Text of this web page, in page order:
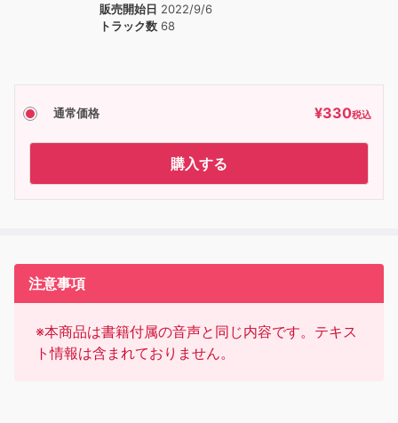
販売開始日 2022/9/6
トラック数68
通常価格 ¥330税込
購入する
注意事項
※本商品は書籍付属の音声と同じ内容です。テキス
ト情報は含まれておりません。